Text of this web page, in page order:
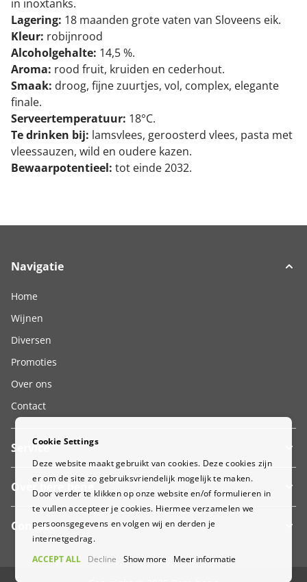
in inoxtanks.
Lagering: 18 maanden grote vaten van Sloveens eik.
Kleur: robijnrood
Alcoholgehalte: 14,5 %.
Aroma: rood fruit, kruiden en cederhout.
Smaak: droog, fijne zuurtjes, vol, complex, elegante
finale.
Serveertemperatuur: 18°C.
Te drinken bij: lamsvlees, geroosterd vlees, pasta met
vleessauzen, wild en oudere kazen.
Bewaarpotentieel: tot einde 2032.
Navigatie
Home
Wijnen
Diversen
Promoties
Over ons
Contact
Service
Over bere.bene
Contact
Cookie Settings
Deze website maakt gebruikt van cookies. Deze cookies zijn
er om de site zo gebruiksvriendelijk mogelijk te maken.
Door verder te klikken op onze website en/of formulieren in
te vullen accepteer je cookies. Hiermee verzamelen we
persoonsgegevens en volgen wij en derden je
internetgedrag.
ACCEPT ALL
Decline Show more Meer informatie